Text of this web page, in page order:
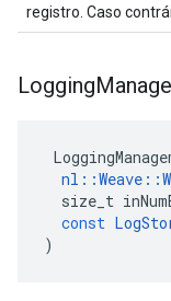
registro. Caso
Logging
nl ::Weave ::
size_t
const
)